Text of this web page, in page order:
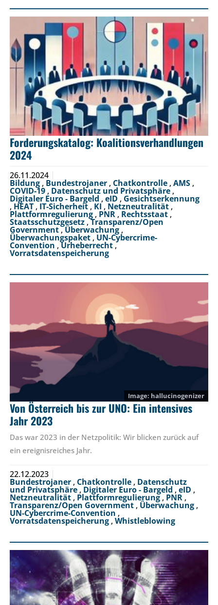
Forderungskatalog: Koalitionsverhandlungen
2024
26.11.2024
Bildung , Bundestrojaner , Chatkontrolle , AMS ,
COVID-19 , Datenschutz und Privatsphäre ,
Digitaler Euro - Bargeld , eID , Gesichtserkennung
, HEAT , IT-Sicherheit , KI , Netzneutralität ,
Plattformregulierung , PNR , Rechtsstaat ,
Staatsschutzgesetz ,Transparenz/Open
Government,Überwachung ,
Überwachungspaket , UN-Cybercrime-
Convention ,Urheberrecht ,
Vorratsdatenspeicherung
hallucinogenizer
Von Österreich bis zur UNO: Ein intensives
Jahr 2023
Das war 2023 in der Netzpolitik: Wir blicken zurück auf
ein ereignisreiches Jahr.
22.12.2023
Bundestrojaner , Chatkontrolle , Datenschutz
und Privatsphäre , Digitaler Euro - Bargeld , eID ,
Netzneutralität , Plattformregulierung, PNR ,
Transparenz/Open Government , Überwachung ,
UN-Cybercrime-Convention ,
Vorratsdatenspeicherung , Whistleblowing